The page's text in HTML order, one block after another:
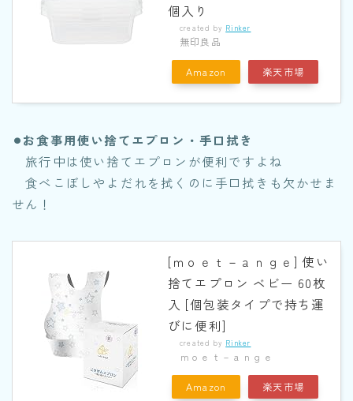
個入り
created by Rinker
無印良品
Amazon 楽天市場
⚫︎お食事用使い捨てエプロン・手口拭き
旅行中は使い捨てエプロンが便利ですよね
食べこぼしやよだれを拭くのに手口拭きも欠かせま
せん！
[ｍｏｅｔ－ａｎｇｅ] 使い
捨てエプロン ベビー 60枚
入 [個包装タイプで持ち運
びに便利]
created by Rinker
ｍｏｅｔ－ａｎｇｅ
Amazon 楽天市場